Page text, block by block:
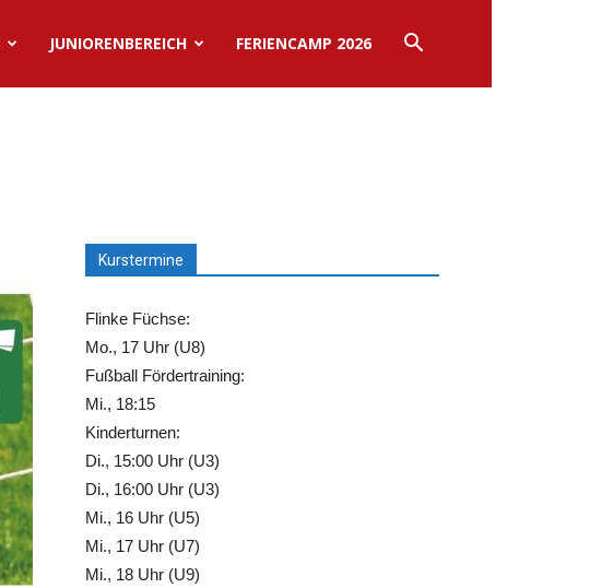
JUNIORENBEREICH FERIENCAMP 2026
Kurstermine
Flinke Füchse:
Mo., 17 Uhr (U8)
Fußball Fördertraining:
Mi., 18:15
Kinderturnen:
Di., 15:00 Uhr (U3)
Di., 16:00 Uhr (U3)
Mi., 16 Uhr (U5)
Mi., 17 Uhr (U7)
Mi., 18 Uhr (U9)